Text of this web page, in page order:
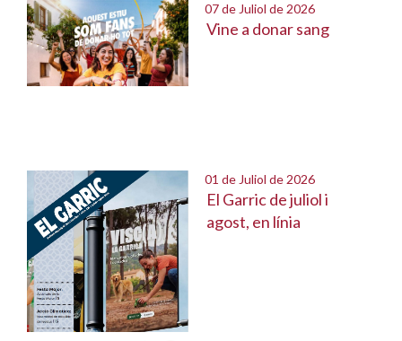
07 de Juliol de 2026
Vine a donar sang
01 de Juliol de 2026
El Garric de juliol i
agost, en línia